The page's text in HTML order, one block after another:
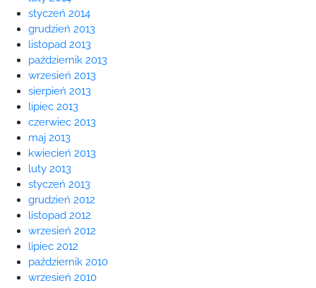
styczeń 2014
grudzień 2013
listopad 2013
październik 2013
wrzesień 2013
sierpień 2013
lipiec 2013
czerwiec 2013
maj 2013
kwiecień 2013
luty 2013
styczeń 2013
grudzień 2012
listopad 2012
wrzesień 2012
lipiec 2012
październik 2010
wrzesień 2010